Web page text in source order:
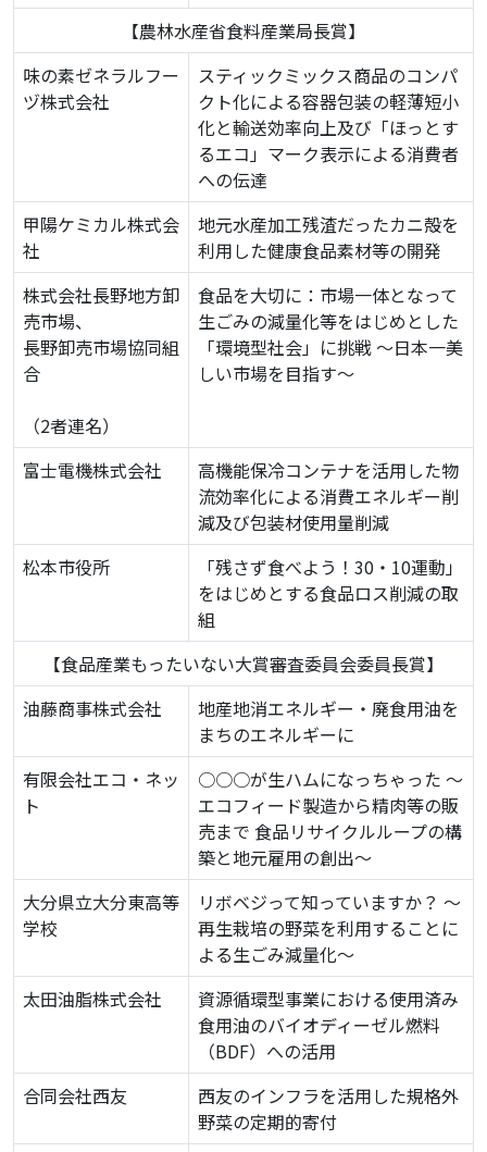
【農林水産省食料産業局長賞】
味の素ゼネラルフー
ヅ株式会社
スティックミックス商品のコンパ
クト化による容器包装の軽薄短小
化と輸送効率向上及び「ほっとす
るエコ」マーク表示による消費者
への伝達
甲陽ケミカル株式会
社
地元水産加工残渣だったカニ殻を
利用した健康食品素材等の開発
株式会社長野地方卸
売市場、
長野卸売市場協同組
合
（2者連名）
食品を大切に：市場一体となって
生ごみの減量化等をはじめとした
「環境型社会」に挑戦 ～日本一美
しい市場を目指す～
富士電機株式会社
高機能保冷コンテナを活用した物
流効率化による消費エネルギー削
減及び包装材使用量削減
松本市役所
「残さず食べよう！30・10運動」
をはじめとする食品ロス削減の取
組
【食品産業もったいない大賞審査委員会委員長賞】
油藤商事株式会社
地産地消エネルギー・廃食用油を
まちのエネルギーに
有限会社エコ・ネッ
ト
○○○が生ハムになっちゃった ～
エコフィード製造から精肉等の販
売まで 食品リサイクルループの構
築と地元雇用の創出～
大分県立大分東高等
学校
リボベジって知っていますか？ ～
再生栽培の野菜を利用することに
よる生ごみ減量化～
太田油脂株式会社
資源循環型事業における使用済み
食用油のバイオディーゼル燃料
（BDF）への活用
合同会社西友
西友のインフラを活用した規格外
野菜の定期的寄付